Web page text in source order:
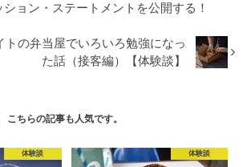
ション・ステートメントを公開する！
トの弁当屋でいろいろ勉強になっ
た話（接客編）【体験談】
こちらの記事も人気です。
体験談 体験談